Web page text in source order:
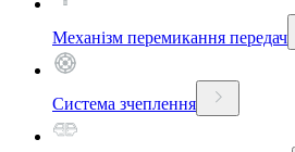
Механізм перемикання передач
Система зчеплення